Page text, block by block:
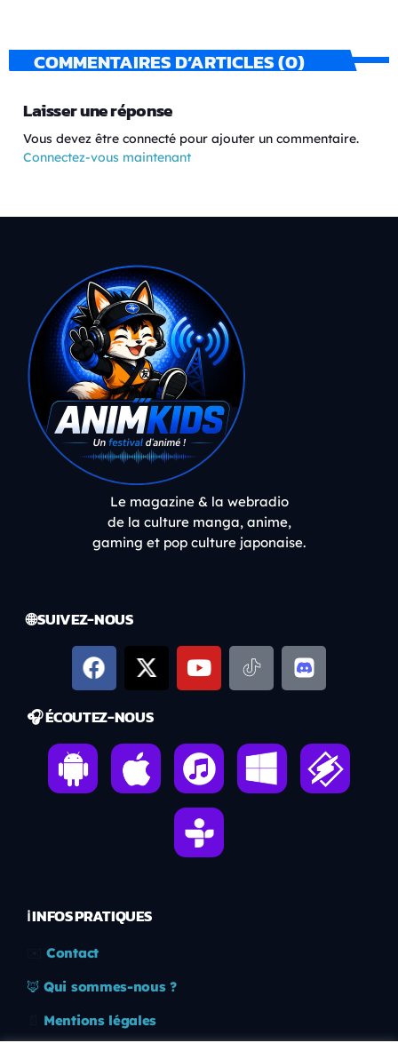
COMMENTAIRES D’ARTICLES (0)
Laisser une réponse
Vous devez être connecté pour ajouter un commentaire.
Connectez-vous maintenant
Le magazine & la webradio
de la culture manga, anime,
gaming et pop culture japonaise.
🌐 SUIVEZ-NOUS
🎧 ÉCOUTEZ-NOUS
ℹ️ INFOS PRATIQUES
Contact
🦊 Qui sommes-nous ?
Mentions légales